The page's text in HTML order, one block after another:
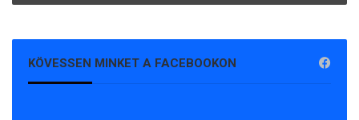
KÖVESSEN MINKET A FACEBOOKON